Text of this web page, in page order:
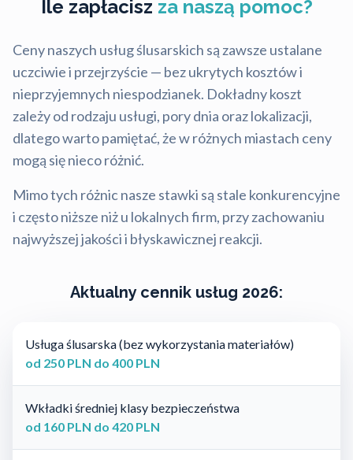
Ile zapłacisz za naszą pomoc?
Ceny naszych usług ślusarskich są zawsze ustalane
uczciwie i przejrzyście — bez ukrytych kosztów i
nieprzyjemnych niespodzianek. Dokładny koszt
zależy od rodzaju usługi, pory dnia oraz lokalizacji,
dlatego warto pamiętać, że w różnych miastach ceny
mogą się nieco różnić.
Mimo tych różnic nasze stawki są stale konkurencyjne
i często niższe niż u lokalnych firm, przy zachowaniu
najwyższej jakości i błyskawicznej reakcji.
Aktualny cennik usług 2026:
Usługa ślusarska (bez wykorzystania materiałów)
od 250 PLN do 400 PLN
Wkładki średniej klasy bezpieczeństwa
od 160 PLN do 420 PLN